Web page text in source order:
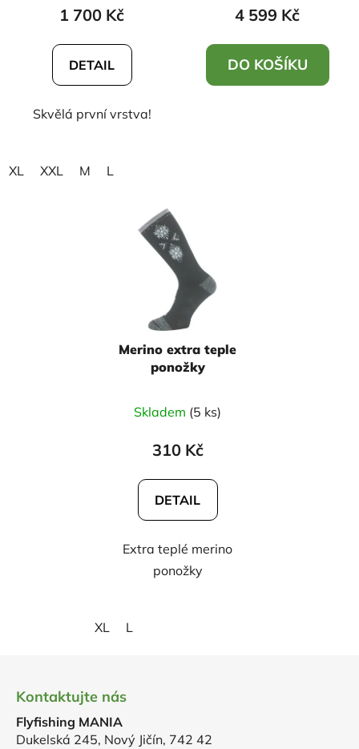
1 700 Kč
DETAIL
Skvělá první vrstva!
XL XXL M L
4 599 Kč
DO KOŠÍKU
Merino extra teple
ponožky
Skladem (5 ks)
310 Kč
DETAIL
Extra teplé merino
ponožky
XL L
Kontaktujte nás
Flyfishing MANIA
Dukelská 245, Nový Jičín, 742 42